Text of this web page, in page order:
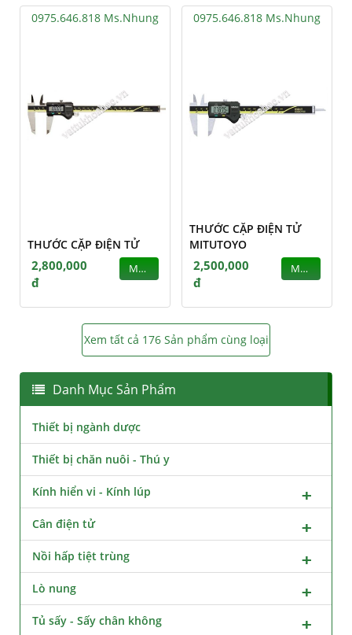
0975.646.818 Ms.Nhung
THƯỚC CẶP ĐIỆN TỬ
2,800,000
đ
MUA
0975.646.818 Ms.Nhung
THƯỚC CẶP ĐIỆN TỬ
MITUTOYO
2,500,000
đ
MUA
Xem tất cả 176 Sản phẩm cùng loại
Danh Mục Sản Phẩm
Thiết bị ngành dược
Thiết bị chăn nuôi - Thú y
Kính hiển vi - Kính lúp
Cân điện tử
Nồi hấp tiệt trùng
Lò nung
Tủ sấy - Sấy chân không